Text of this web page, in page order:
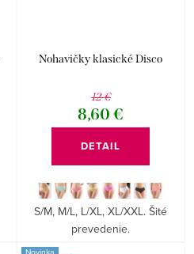
Nohavičky klasické Disco
12 €
8,60 €
DETAIL
S/M, M/L, L/XL, XL/XXL. Šité
prevedenie.
Novinka